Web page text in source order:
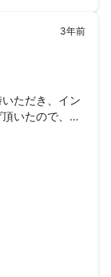
ると存じます！
3年前
ただき、イン
いたので、こ
す。